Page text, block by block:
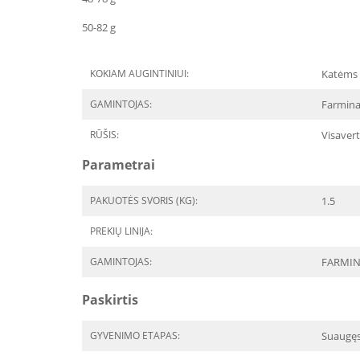
50-82 g
KOKIAM AUGINTINIUI: Katėms
GAMINTOJAS:
RŪŠIS:
Parametrai
PAKUOTĖS SVORIS (KG): 1.5
PREKIŲ LINIJA:
GAMINTOJAS:
Paskirtis
GYVENIMO ETAPAS: